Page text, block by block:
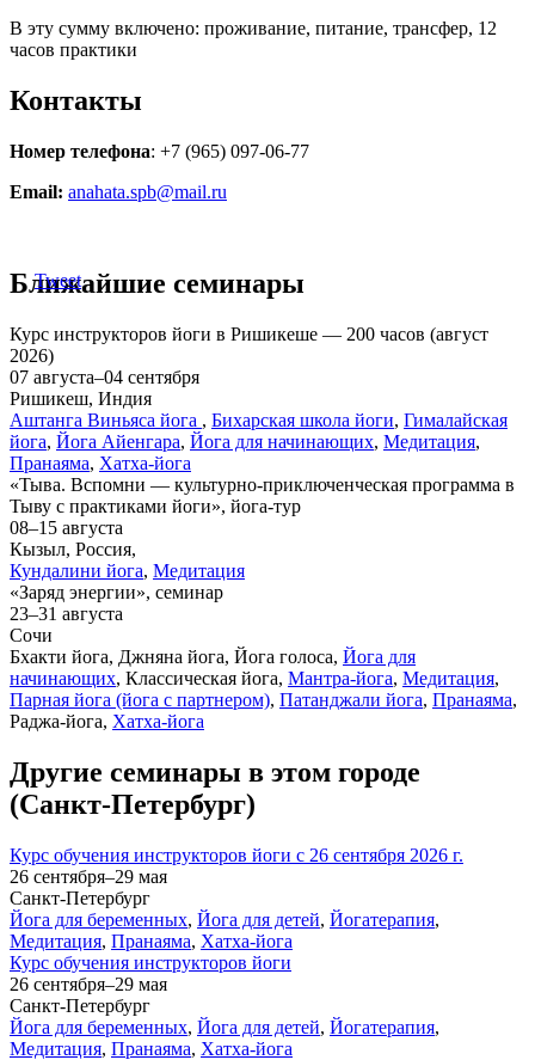
В эту сумму включено: проживание, питание, трансфер, 12
часов практики
Контакты
Номер телефона: +7 (965) 097-06-77
Email: anahata.spb@mail.ru
Tweet
Ближайшие семинары
Курс инструкторов йоги в Ришикеше — 200 часов (август
2026)
07 августа–04 сентября
Ришикеш, Индия
Аштанга Виньяса йога , Бихарская школа йоги, Гималайская
йога, Йога Айенгара, Йога для начинающих, Медитация,
Пранаяма, Хатха-йога
«Тыва. Вспомни — культурно-приключенческая программа в
Тыву с практиками йоги», йога-тур
08–15 августа
Кызыл, Россия,
Кундалини йога, Медитация
«Заряд энергии», семинар
23–31 августа
Сочи
Бхакти йога, Джняна йога, Йога голоса, Йога для
начинающих, Классическая йога, Мантра-йога, Медитация,
Парная йога (йога с партнером), Патанджали йога, Пранаяма,
Раджа-йога, Хатха-йога
Другие семинары в этом городе
(Санкт-Петербург)
Курс обучения инструкторов йоги с 26 сентября 2026 г.
26 сентября–29 мая
Санкт-Петербург
Йога для беременных, Йога для детей, Йогатерапия,
Медитация, Пранаяма, Хатха-йога
Курс обучения инструкторов йоги
26 сентября–29 мая
Санкт-Петербург
Йога для беременных, Йога для детей, Йогатерапия,
Медитация, Пранаяма, Хатха-йога